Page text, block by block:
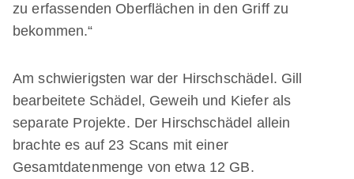
zu erfassenden Oberflächen in den Griff zu
bekommen.“
Am schwierigsten war der Hirschschädel. Gill
bearbeitete Schädel, Geweih und Kiefer als
separate Projekte. Der Hirschschädel allein
brachte es auf 23 Scans mit einer
Gesamtdatenmenge von etwa 12 GB.